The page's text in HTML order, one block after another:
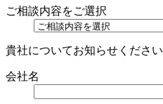
ご相談内容をご選択
貴社についてお知らせください
会社名